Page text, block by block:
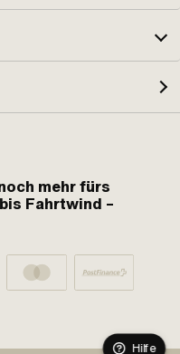
mehr fürs
Fahrtwind –
Hilfe